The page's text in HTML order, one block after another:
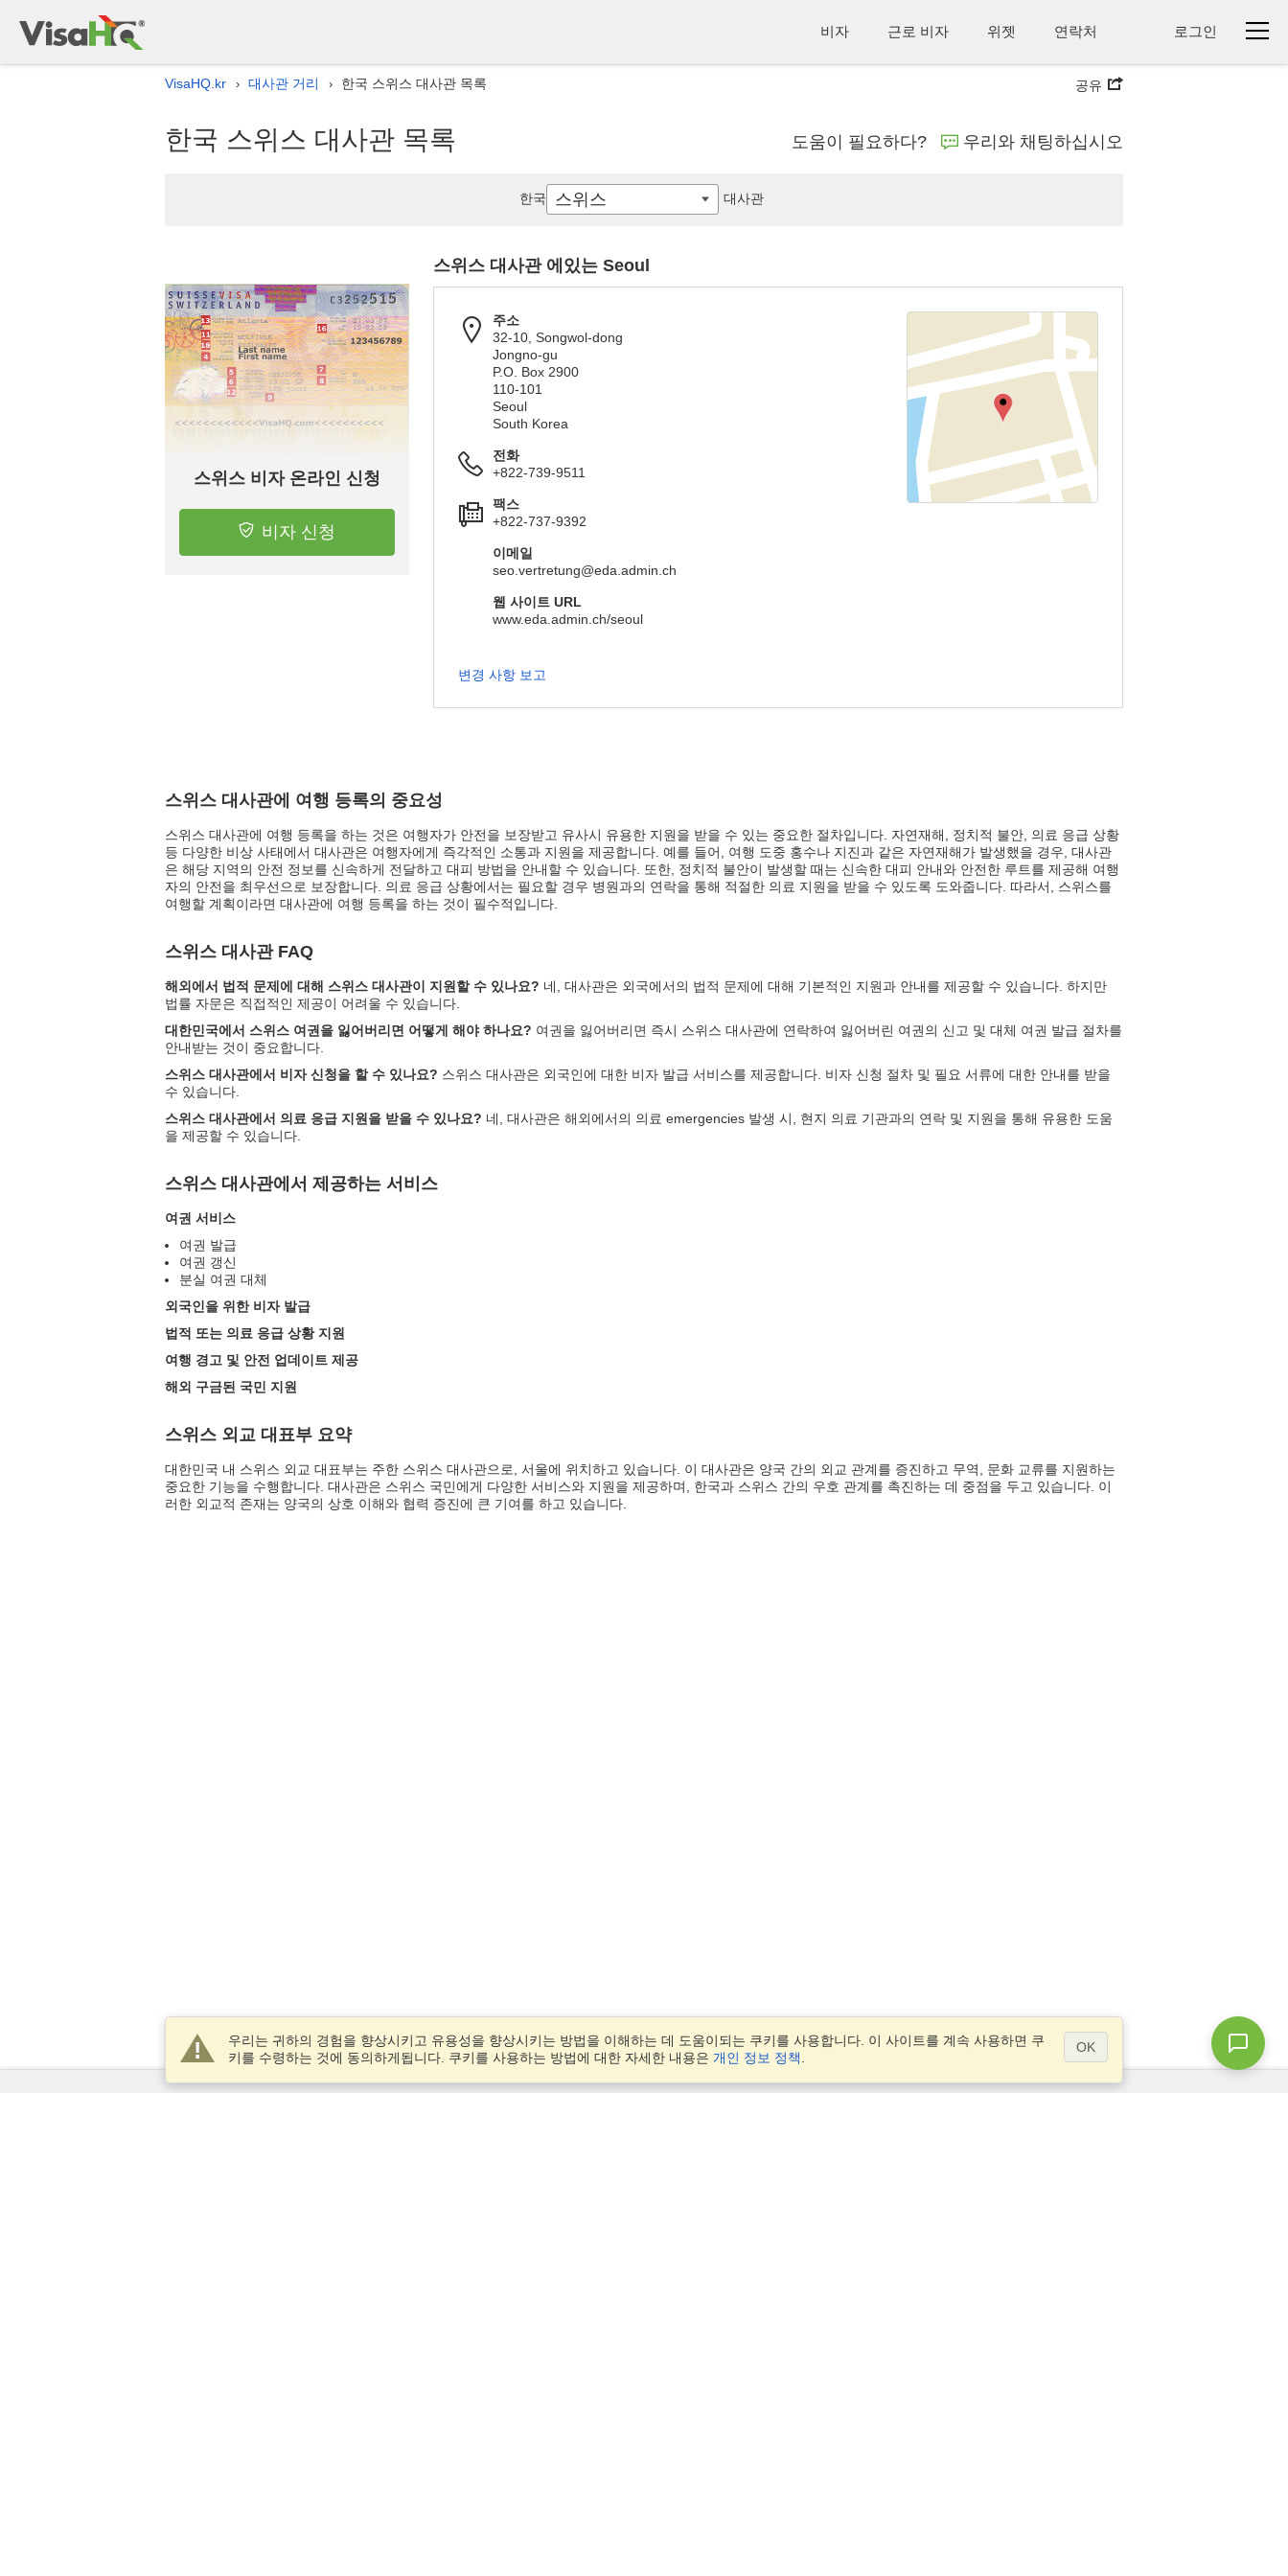
비자 근로 비자 위젯 연락처 로그인
VisaHQ.kr › 대사관 거리 › 한국 스위스 대사관 목록 공유
한국 스위스 대사관 목록 도움이 필요하다? 우리와 채팅하십시오
스위스 대사관에 여행 등록의 중요성
스위스 대사관에 여행 등록을 하는 것은 여행자가 안전을 보장받고 유사시 유용한 지원을 받을 수 있는 중요한 절차입니다. 자연재해, 정치적 불안, 의료 응급 상황
등 다양한 비상 사태에서 대사관은 여행자에게 즉각적인 소통과 지원을 제공합니다. 예를 들어, 여행 도중 홍수나 지진과 같은 자연재해가 발생했을 경우, 대사관
은 해당 지역의 안전 정보를 신속하게 전달하고 대피 방법을 안내할 수 있습니다. 또한, 정치적 불안이 발생할 때는 신속한 대피 안내와 안전한 루트를 제공해 여행
자의 안전을 최우선으로 보장합니다. 의료 응급 상황에서는 필요할 경우 병원과의 연락을 통해 적절한 의료 지원을 받을 수 있도록 도와줍니다. 따라서, 스위스를
여행할 계획이라면 대사관에 여행 등록을 하는 것이 필수적입니다.
스위스 대사관 FAQ
해외에서 법적 문제에 대해 스위스 대사관이 지원할 수 있나요? 네, 대사관은 외국에서의 법적 문제에 대해 기본적인 지원과 안내를 제공할 수 있습니다. 하지만
법률 자문은 직접적인 제공이 어려울 수 있습니다.
대한민국에서 스위스 여권을 잃어버리면 어떻게 해야 하나요? 여권을 잃어버리면 즉시 스위스 대사관에 연락하여 잃어버린 여권의 신고 및 대체 여권 발급 절차를
안내받는 것이 중요합니다.
스위스 대사관에서 비자 신청을 할 수 있나요? 스위스 대사관은 외국인에 대한 비자 발급 서비스를 제공합니다. 비자 신청 절차 및 필요 서류에 대한 안내를 받을
수 있습니다.
스위스 대사관에서 의료 응급 지원을 받을 수 있나요? 네, 대사관은 해외에서의 의료 emergencies 발생 시, 현지 의료 기관과의 연락 및 지원을 통해 유용한 도움
을 제공할 수 있습니다.
스위스 대사관에서 제공하는 서비스
여권 서비스
여권 발급
여권 갱신
분실 여권 대체
외국인을 위한 비자 발급
법적 또는 의료 응급 상황 지원
여행 경고 및 안전 업데이트 제공
해외 구금된 국민 지원
스위스 외교 대표부 요약
대한민국 내 스위스 외교 대표부는 주한 스위스 대사관으로, 서울에 위치하고 있습니다. 이 대사관은 양국 간의 외교 관계를 증진하고 무역, 문화 교류를 지원하는
중요한 기능을 수행합니다. 대사관은 스위스 국민에게 다양한 서비스와 지원을 제공하며, 한국과 스위스 간의 우호 관계를 촉진하는 데 중점을 두고 있습니다. 이
러한 외교적 존재는 양국의 상호 이해와 협력 증진에 큰 기여를 하고 있습니다.
스위스 비자 온라인 신청
비자 신청
스위스 대사관 에있는 Seoul
주소
32-10, Songwol-dong
Jongno-gu
P.O. Box 2900
110-101
Seoul
South Korea
전화
+822-739-9511
팩스
+822-737-9392
이메일
seo.vertretung@eda.admin.ch
웹 사이트 URL
www.eda.admin.ch/seoul
변경 사항 보고
한국 스위스 대사관
우리는 귀하의 경험을 향상시키고 유용성을 향상시키는 방법을 이해하는 데 도움이되는 쿠키를 사용합니다. 이 사이트를 계속 사용하면 쿠
키를 수령하는 것에 동의하게됩니다. 쿠키를 사용하는 방법에 대한 자세한 내용은 개인 정보 정책
OK